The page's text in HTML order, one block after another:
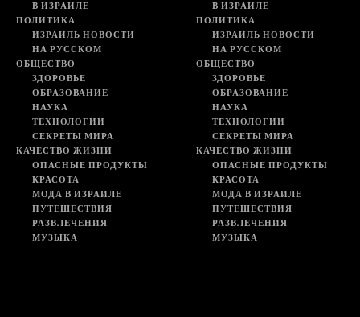
В ИЗРАИЛЕ
ПОЛИТИКА
ИЗРАИЛЬ НОВОСТИ
НА РУССКОМ
ОБЩЕСТВО
ЗДОРОВЬЕ
ОБРАЗОВАНИЕ
НАУКА
ТЕХНОЛОГИИ
СЕКРЕТЫ МИРА
КАЧЕСТВО ЖИЗНИ
ОПАСНЫЕ ПРОДУКТЫ
КРАСОТА
МОДА В ИЗРАИЛЕ
ПУТЕШЕСТВИЯ
РАЗВЛЕЧЕНИЯ
МУЗЫКА
В ИЗРАИЛЕ
ПОЛИТИКА
ИЗРАИЛЬ НОВОСТИ
НА РУССКОМ
ОБЩЕСТВО
ЗДОРОВЬЕ
ОБРАЗОВАНИЕ
НАУКА
ТЕХНОЛОГИИ
СЕКРЕТЫ МИРА
КАЧЕСТВО ЖИЗНИ
ОПАСНЫЕ ПРОДУКТЫ
КРАСОТА
МОДА В ИЗРАИЛЕ
ПУТЕШЕСТВИЯ
РАЗВЛЕЧЕНИЯ
МУЗЫКА